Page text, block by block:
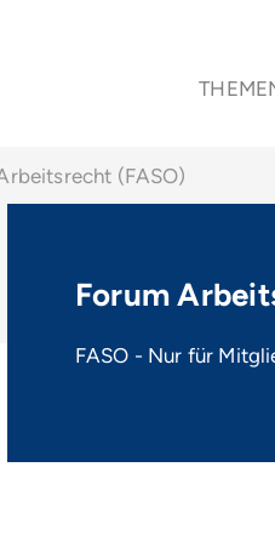
(FASO)
Forum
FASO - Nur für